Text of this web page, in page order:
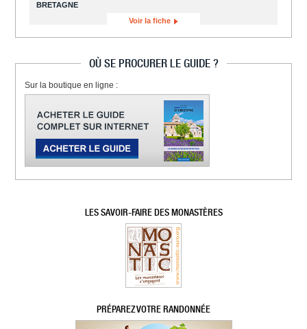
BRETAGNE
Voir la fiche
OÙ SE PROCURER LE GUIDE ?
Sur la boutique en ligne :
LES SAVOIR-FAIRE DES MONASTÈRES
PRÉPAREZ VOTRE RANDONNÉE